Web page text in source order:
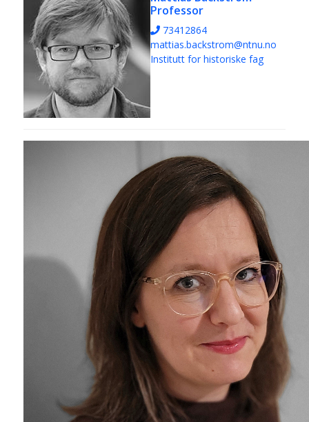
Professor
73412864
mattias.backstrom@ntnu.no
Institutt for historiske fag